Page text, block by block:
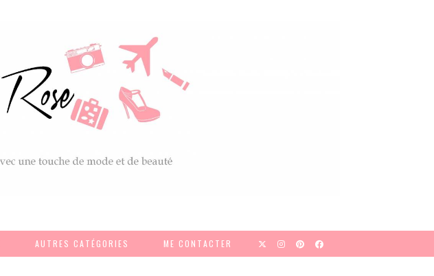
AUTRES CATÉGORIES ME CONTACTER